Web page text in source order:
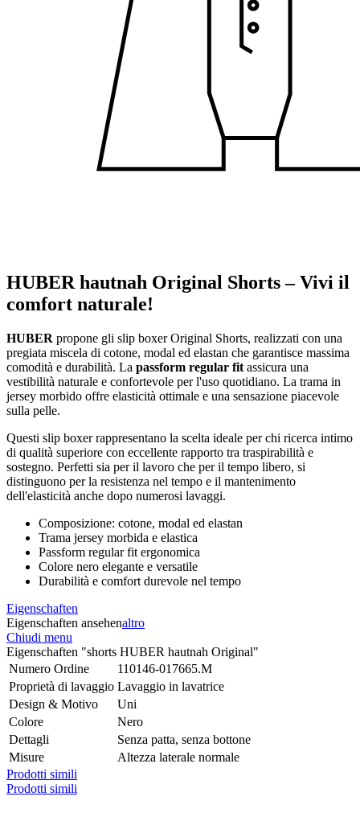
HUBER hautnah Original Shorts – Vivi il
comfort naturale!
HUBER propone gli slip boxer Original Shorts, realizzati con una
pregiata miscela di cotone, modal ed elastan che garantisce massima
comodità e durabilità. La passform regular fit assicura una
vestibilità naturale e confortevole per l'uso quotidiano. La trama in
jersey morbido offre elasticità ottimale e una sensazione piacevole
sulla pelle.
Questi slip boxer rappresentano la scelta ideale per chi ricerca intimo
di qualità superiore con eccellente rapporto tra traspirabilità e
sostegno. Perfetti sia per il lavoro che per il tempo libero, si
distinguono per la resistenza nel tempo e il mantenimento
dell'elasticità anche dopo numerosi lavaggi.
Composizione: cotone, modal ed elastan
Trama jersey morbida e elastica
Passform regular fit ergonomica
Colore nero elegante e versatile
Durabilità e comfort durevole nel tempo
Eigenschaften
Eigenschaften ansehenaltro
Chiudi menu
Eigenschaften "shorts HUBER hautnah Original"
Numero Ordine
110146-017665.M
Proprietà di lavaggio Lavaggio in lavatrice
Design & Motivo
Uni
Colore
Nero
Dettagli
Senza patta, senza bottone
Misure
Altezza laterale normale
Prodotti simili
Prodotti simili